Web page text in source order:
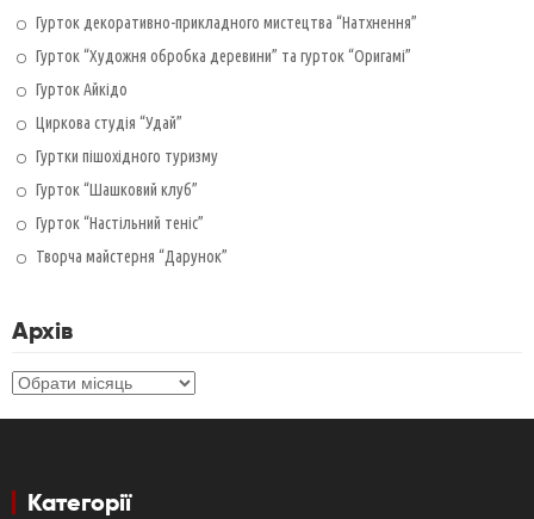
Гурток декоративно-прикладного мистецтва “Натхнення”
Гурток “Художня обробка деревини” та гурток “Оригамі”
Гурток Айкідо
Циркова студія “Удай”
Гуртки пішохідного туризму
Гурток “Шашковий клуб”
Гурток “Настільний теніс”
Творча майстерня “Дарунок”
Архів
Архів
Категорії